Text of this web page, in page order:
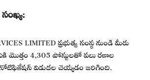
LIMITED ప్రభుత్వ సంస్థ నుండి మీరు
మొత్తం 4,305 పోస్టులతో పలు రకాల
నోటిఫికేషన్ విడుదల చెయ్యడం జరిగింది.